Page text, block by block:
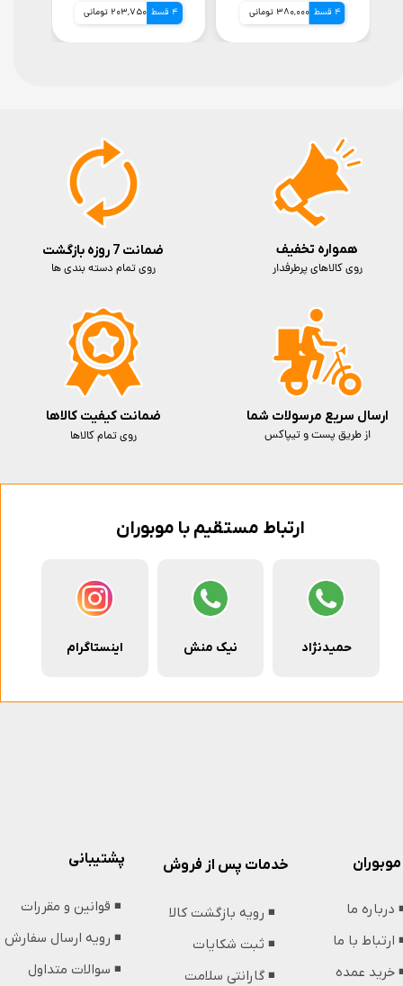
4 قسط 203,750 تومانی 4 قسط 380,000 تومانی
ارتباط مستقیم با موبوران
حمیدنژاد نیک منش اینستاگرام
ضمانت 7 روزه بازگشت
روی تمام دسته بندی ها
ارسال سریع مرسولات شما
از طریق پست و تیپاکس
ضمانت کیفیت کالاها
روی تمام کالاها
همواره تخفیف
روی کالاهای پرطرفدار
پشتیبانی
◾️ قوانین و مقررات
◾️ رویه ارسال سفارش
◾️ سوالات متداول
موبوران
درباره ما
ارتباط با ما
خرید عمده
خدمات پس از فروش
◾️ رویه بازگشت کالا
◾️ ثبت شکایات
◾️ گارانتی سلامت